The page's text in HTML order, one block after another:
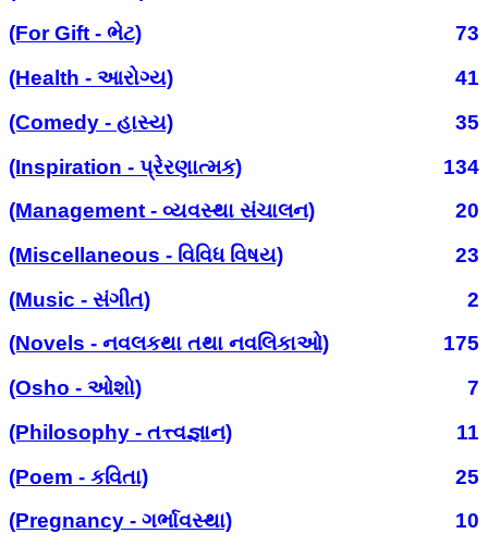
(For Gift - ભેટ)
73
(Health - આરોગ્ય)
41
(Comedy - હાસ્ય)
35
(Inspiration - પ્રેરણાત્મક)
134
(Management - વ્યવસ્થા સંચાલન)
20
(Miscellaneous - વિવિધ વિષય)
23
(Music - સંગીત)
2
(Novels - નવલકથા તથા નવલિકાઓ)
175
(Osho - ઓશો)
7
(Philosophy - તત્ત્વજ્ઞાન)
11
(Poem - કવિતા)
25
(Pregnancy - ગર્ભાવસ્થા)
10